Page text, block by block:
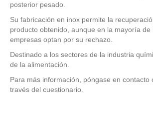
posterior pesado.
Su fabricación en inox permite la
producto obtenido, aunque en la mayoría de
empresas optan por su rechazo.
Destinado a los sectores de la industria
de la alimentación.
Para más información, póngase en contacto
través del cuestionario.